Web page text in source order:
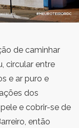
de caminhar
circular entre
e ar puro e
dos
e cobrir-se de
então